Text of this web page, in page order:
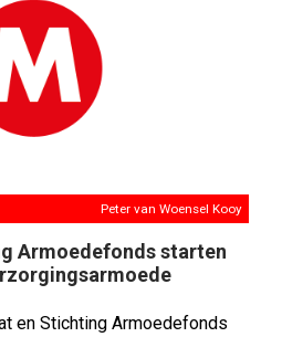
Peter van Woensel Kooy
Armoedefonds starten
en Stichting Armoedefonds